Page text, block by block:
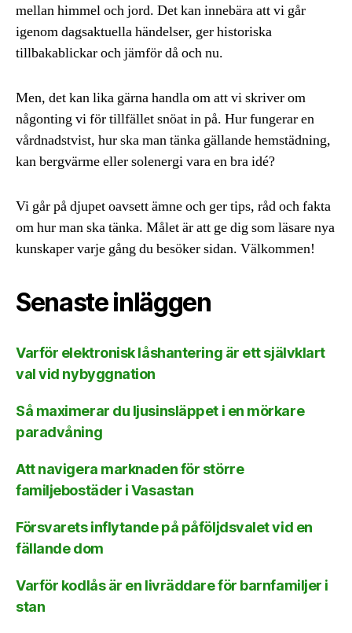
mellan himmel och jord. Det kan innebära att vi går
igenom dagsaktuella händelser, ger historiska
tillbakablickar och jämför då och nu.
Men, det kan lika gärna handla om att vi skriver om
någonting vi för tillfället snöat in på. Hur fungerar en
vårdnadstvist, hur ska man tänka gällande hemstädning,
kan bergvärme eller solenergi vara en bra idé?
Vi går på djupet oavsett ämne och ger tips, råd och fakta
om hur man ska tänka. Målet är att ge dig som läsare nya
kunskaper varje gång du besöker sidan. Välkommen!
Senaste inläggen
Varför elektronisk låshantering är ett självklart
val vid nybyggnation
Så maximerar du ljusinsläppet i en mörkare
paradvåning
Att navigera marknaden för större
familjebostäder i Vasastan
Försvarets inflytande på påföljdsvalet vid en
fällande dom
Varför kodlås är en livräddare för barnfamiljer i
stan